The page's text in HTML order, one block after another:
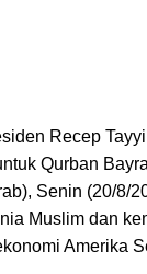
Recep
Qurban
Senin (20/8/
Muslim dan
Amerika